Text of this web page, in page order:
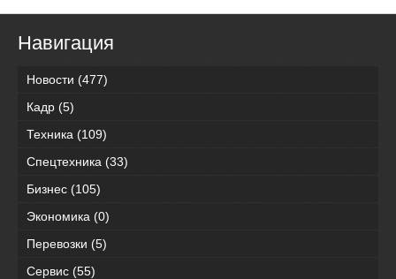
Навигация
Новости (477)
Кадр (5)
Техника (109)
Спецтехника (33)
Бизнес (105)
Экономика (0)
Перевозки (5)
Сервис (55)